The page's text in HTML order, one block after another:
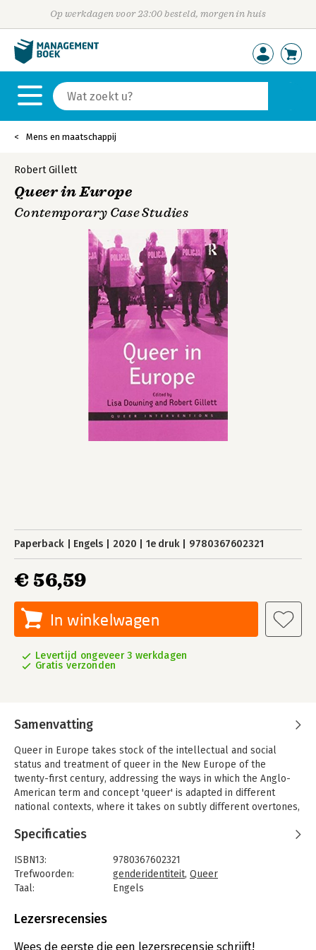
Op werkdagen voor 23:00 besteld, morgen in huis
Mens en maatschappij
Robert Gillett
Queer in Europe
Contemporary Case Studies
Paperback Engels 2020 1e druk 9780367602321
€ 56,59
In winkelwagen
Levertijd ongeveer 3 werkdagen
Gratis verzonden
Samenvatting
Queer in Europe takes stock of the intellectual and social
status and treatment of queer in the New Europe of the
twenty-first century, addressing the ways in which the Anglo-
American term and concept 'queer' is adapted in different
national contexts, where it takes on subtly different overtones,
traditions. Bringing together contributions by carefully chosen
European national contexts, namely: Belgium, Cyprus, England,
France, Germany, Hungary, Ireland, Italy, The Nordic Region,
The Netherlands, Poland, Russia and Spain.
Rather than prescribing a universalizing definition, the book
each chapter negotiates the contested border between direct
Specificaties
ISBN13:
9780367602321
Trefwoorden:
genderidentiteit, Queer
Taal:
Engels
Aantal pagina's:
Druk:
1
Lezersrecensies
Wees de eerste die een lezersrecensie schrijft!